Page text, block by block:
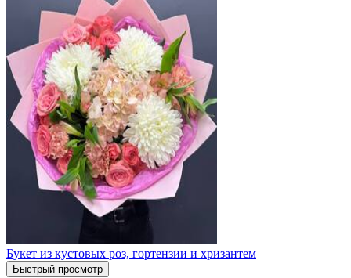
Букет из кустовых роз, гортензии и хризантем
Быстрый просмотр